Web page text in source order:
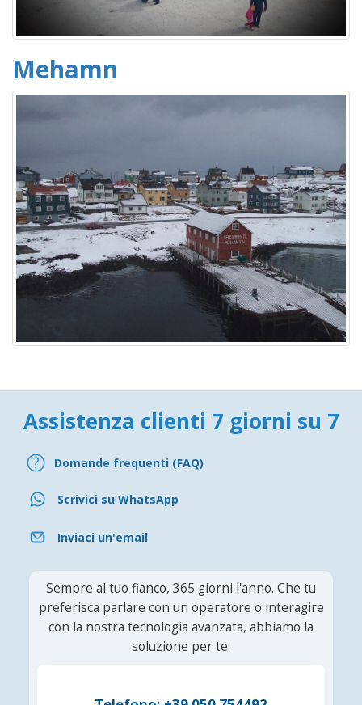
Mehamn
Assistenza clienti 7 giorni su 7
Domande frequenti (FAQ)
Scrivici su WhatsApp
Inviaci un'email
Sempre al tuo fianco, 365 giorni l'anno. Che tu
preferisca parlare con un operatore o interagire
con la nostra tecnologia avanzata, abbiamo la
soluzione per te.